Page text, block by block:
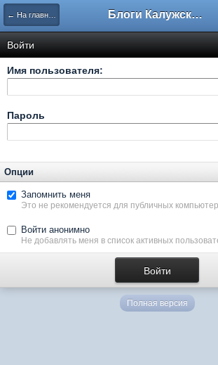
← На главную Блоги Калужского перекрестка
Войти
Имя пользователя:
Пароль
Опции
Запомнить меня
Это не рекомендуется для публичных
Войти анонимно
Не добавлять меня в список активных
Полная версия